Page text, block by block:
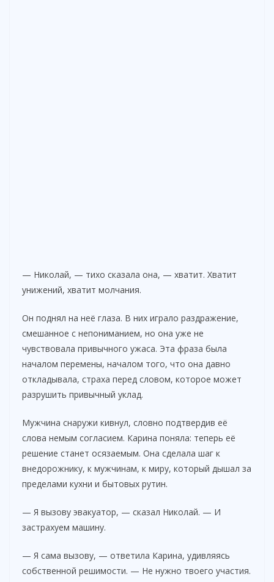
— Николай, — тихо сказала она, — хватит. Хватит
унижений, хватит молчания.
Он поднял на неё глаза. В них играло раздражение,
смешанное с непониманием, но она уже не
чувствовала привычного ужаса. Эта фраза была
началом перемены, началом того, что она давно
откладывала, страха перед словом, которое может
разрушить привычный уклад.
Мужчина снаружи кивнул, словно подтвердив её
слова немым согласием. Карина поняла: теперь её
решение станет осязаемым. Она сделала шаг к
внедорожнику, к мужчинам, к миру, который дышал за
пределами кухни и бытовых рутин.
— Я вызову эвакуатор, — сказал Николай. — И
застрахуем машину.
— Я сама вызову, — ответила Карина, удивляясь
собственной решимости. — Не нужно твоего участия.